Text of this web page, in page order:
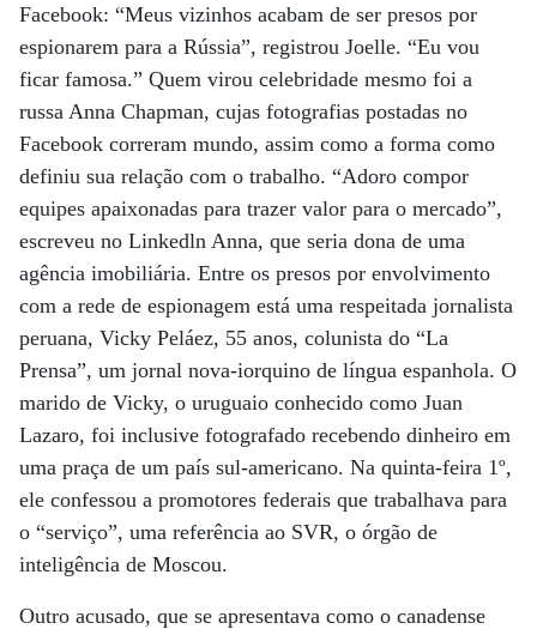
Facebook: “Meus vizinhos acabam de ser presos por
espionarem para a Rússia”, registrou Joelle. “Eu vou
ficar famosa.” Quem virou celebridade mesmo foi a
russa Anna Chapman, cujas fotografias postadas no
Facebook correram mundo, assim como a forma como
definiu sua relação com o trabalho. “Adoro compor
equipes apaixonadas para trazer valor para o mercado”,
escreveu no Linkedln Anna, que seria dona de uma
agência imobiliária. Entre os presos por envolvimento
com a rede de espionagem está uma respeitada jornalista
peruana, Vicky Peláez, 55 anos, colunista do “La
Prensa”, um jornal nova-iorquino de língua espanhola. O
marido de Vicky, o uruguaio conhecido como Juan
Lazaro, foi inclusive fotografado recebendo dinheiro em
uma praça de um país sul-americano. Na quinta-feira 1º,
ele confessou a promotores federais que trabalhava para
o “serviço”, uma referência ao SVR, o órgão de
inteligência de Moscou.
Outro acusado, que se apresentava como o canadense